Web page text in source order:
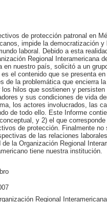
de protección patronal en
impide la democratización
laboral. Debido a esta
Regional Interamericana
en nuestro país, solicitó a un
el contenido que se presenta
de la problemática que encierra
los hilos que sostienen y
y sus condiciones de vida
los actores involucrados, las
de todo ello. Este Informe
y 2) el que
de protección. Finalmente
de las relaciones
la Organización Regional
tiene nuestra institución.
Regional